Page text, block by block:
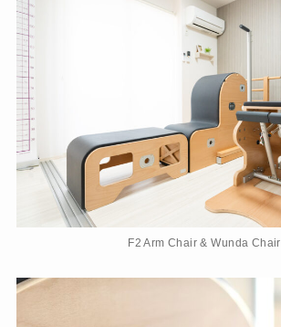
F2 Arm Chair & Wunda Chair